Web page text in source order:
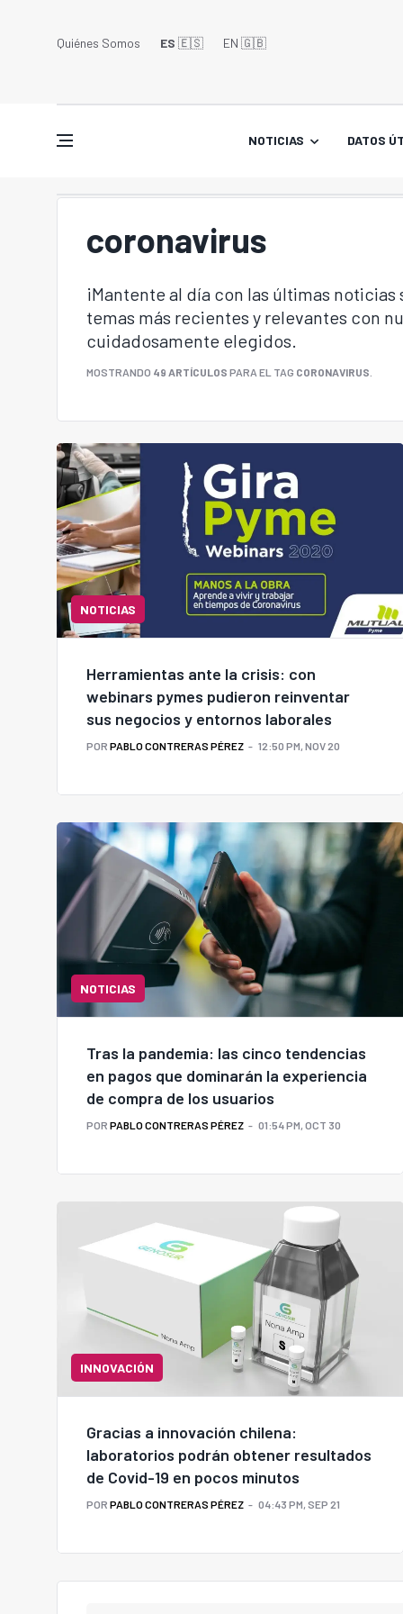
Quiénes Somos ES 🇪🇸 EN 🇬🇧󠁢󠁥󠁮󠁧󠁿
NOTICIAS DATOS
coronavirus
¡Mantente al día con las últimas
temas más recientes y relevantes con
cuidadosamente elegidos.
MOSTRANDO 49 ARTÍCULOS PARA EL TAG CORONAVIRUS
NOTICIAS
Herramientas ante la crisis: con
webinars pymes pudieron reinventar
sus negocios y entornos laborales
POR PABLO CONTRERAS PÉREZ 12:50 PM, NOV 20
NOTICIAS
Tras la pandemia: las cinco tendencias
en pagos que dominarán la experiencia
de compra de los usuarios
POR PABLO CONTRERAS PÉREZ 01:54 PM, OCT 30
INNOVACIÓN
Gracias a innovación chilena:
laboratorios podrán obtener resultados
de Covid-19 en pocos minutos
POR PABLO CONTRERAS PÉREZ 04:43 PM, SEP 21